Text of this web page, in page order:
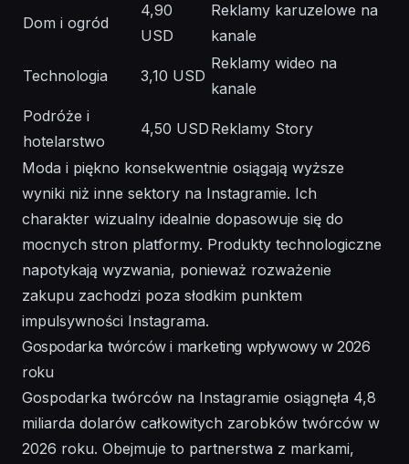
Dom i ogród
4,90
USD
Reklamy karuzelowe na
kanale
Technologia 3,10 USD
Reklamy wideo na
kanale
Podróże i
hotelarstwo
4,50 USD Reklamy Story
Moda i piękno konsekwentnie osiągają wyższe
wyniki niż inne sektory na Instagramie. Ich
charakter wizualny idealnie dopasowuje się do
mocnych stron platformy. Produkty technologiczne
napotykają wyzwania, ponieważ rozważenie
zakupu zachodzi poza słodkim punktem
impulsywności Instagrama.
Gospodarka twórców i marketing wpływowy w 2026
roku
Gospodarka twórców na Instagramie osiągnęła 4,8
miliarda dolarów całkowitych zarobków twórców w
2026 roku. Obejmuje to partnerstwa z markami,